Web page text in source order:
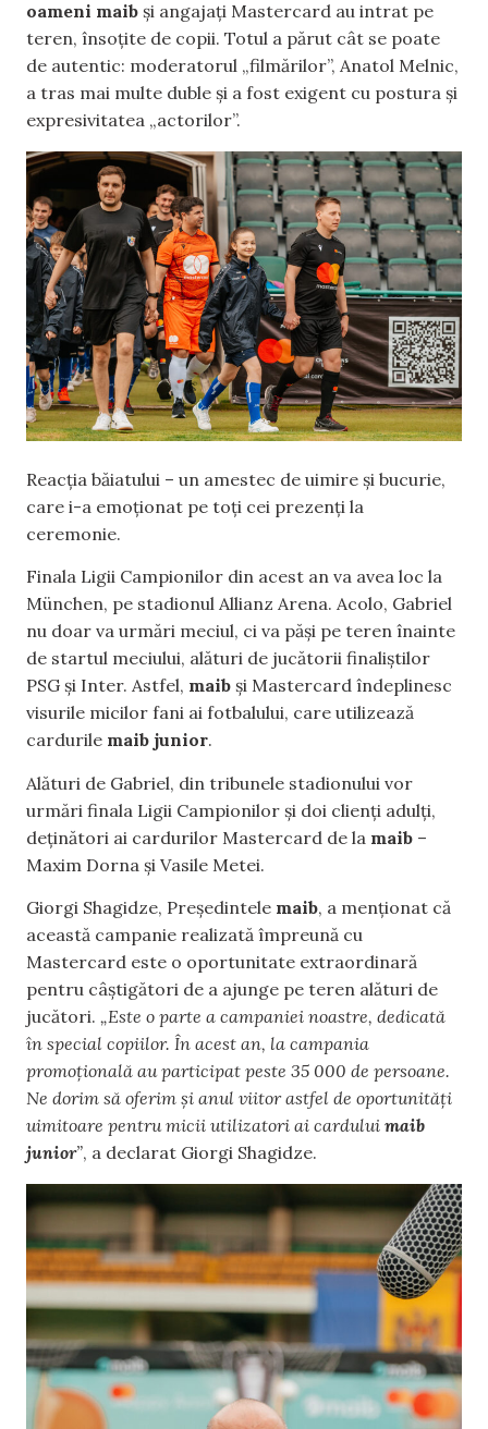
oameni maib și angajați Mastercard au intrat pe
teren, însoțite de copii. Totul a părut cât se poate
de autentic: moderatorul „filmărilor”, Anatol Melnic,
a tras mai multe duble și a fost exigent cu postura și
expresivitatea „actorilor”.
Reacția băiatului – un amestec de uimire și bucurie,
care i-a emoționat pe toți cei prezenți la
ceremonie.
Finala Ligii Campionilor din acest an va avea loc la
München, pe stadionul Allianz Arena. Acolo, Gabriel
nu doar va urmări meciul, ci va păși pe teren înainte
de startul meciului, alături de jucătorii finaliștilor
PSG și Inter. Astfel, maib și Mastercard îndeplinesc
visurile micilor fani ai fotbalului, care utilizează
cardurile maib junior.
Alături de Gabriel, din tribunele stadionului vor
urmări finala Ligii Campionilor și doi clienți adulți,
deținători ai cardurilor Mastercard de la maib –
Maxim Dorna și Vasile Metei.
Giorgi Shagidze, Președintele maib, a menționat că
această campanie realizată împreună cu
Mastercard este o oportunitate extraordinară
pentru câștigători de a ajunge pe teren alături de
jucători. „Este o parte a campaniei noastre, dedicată
în special copiilor. În acest an, la campania
promoțională au participat peste 35 000 de persoane.
Ne dorim să oferim și anul viitor astfel de oportunități
uimitoare pentru micii utilizatori ai cardului maib
junior”, a declarat Giorgi Shagidze.